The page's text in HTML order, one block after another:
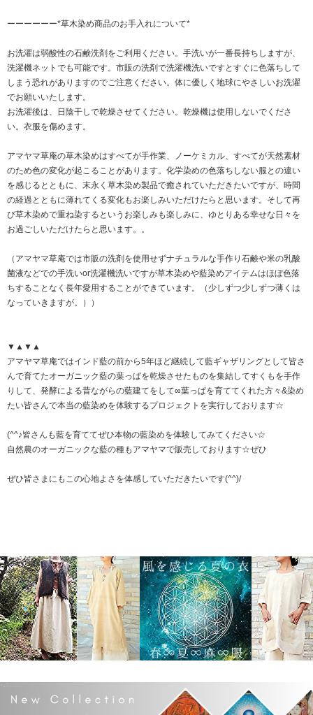
ーーーーーー*草木染め商品のお手入れについて*
お洗濯は弱酸性の石鹸洗剤をご利用ください。手洗いが一番長持ちしますが、
洗濯機ネットでも可能です。市販の洗剤で洗濯機洗いですとすぐに色落ちして
しまう恐れがありますのでご注意ください。体に優しく地球にやさしいお洗濯
でお願いいたします。
お洗濯後は、日陰干しで乾燥させてください。乾燥機は使用しないでくださ
い。衣服を傷めます。
アマヤマ草庵の草木染めはすべてが手作業、ノーケミカル、すべてが天然素材
のため色の変化が起こることがあります。化学染めの色落ちしない服との違い
を感じるとともに、末永く草木染め製品で癒されていただきたいですが、時間
の経過とともに薄れてくる変化もお楽しみいただけたらと思います。そして再
び草木染めで重ね染するというお楽しみも楽しみに、ゆとりある幸せな日々を
お過ごしいただけたらと思います。。
（アマヤマ草庵では市販の洗剤を使用せずナチュラルな手作り石鹸や米の乳酸
菌液などでの手洗いor洗濯機洗いですが草木染めや藍染めアイテムはほぼ色落
ちすることなく長年愛用することができています。（少しずつ少しずつ薄くは
なっていきますが。））
▼▲▼▲
アマヤマ草庵ではインド藍の前から5年ほど継続して藍ギャザリングとして皆さ
んで育てたオーガニック藍の葉っぱを乾燥させたものを集結してすくもを手作
りして、発酵による昔ながらの藍建てをして∞葉っぱを育ててくれた方々&染め
たい皆さんで本当の藍染めを体験するプロジェクトを実行しております☆
(^^♪皆さんも藍を育ててぜひ本物の藍染めを体験してみてください☆
自然農のオーガニックな藍の種もアマヤマで販売しております☆ぜひ
ぜひ皆さまにもこの心地よさを体感していただきたいです(^^)/